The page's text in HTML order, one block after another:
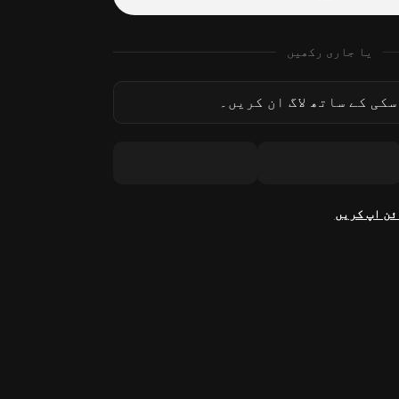
یا جاری رکھیں
کے ساتھ لاگ ان کریں۔
اپ کریں